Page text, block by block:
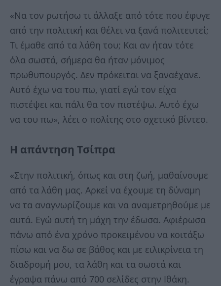
«Να τον ρωτήσω τι άλλαξε από τότε που έφυγε
από την πολιτική και θέλει να ξανά πολιτευτεί;
Τι έμαθε από τα λάθη του; Και αν ήταν τότε
όλα σωστά, σήμερα θα ήταν μόνιμος
πρωθυπουργός. Δεν πρόκειται να ξαναέχανε.
Αυτό έχω να του πω, γιατί εγώ τον είχα
πιστέψει και πάλι θα τον πιστέψω. Αυτό έχω
να του πω», λέει ο πολίτης στο σχετικό βίντεο.
Η απάντηση Τσίπρα
«Στην πολιτική, όπως και στη ζωή, μαθαίνουμε
από τα λάθη μας. Αρκεί να έχουμε τη δύναμη
να τα αναγνωρίζουμε και να αναμετρηθούμε με
αυτά. Εγώ αυτή τη μάχη την έδωσα. Αφιέρωσα
πάνω από ένα χρόνο προκειμένου να κοιτάξω
πίσω και να δω σε βάθος και με ειλικρίνεια τη
διαδρομή μου, τα λάθη και τα σωστά και
έγραψα πάνω από 700 σελίδες στην Ιθάκη.